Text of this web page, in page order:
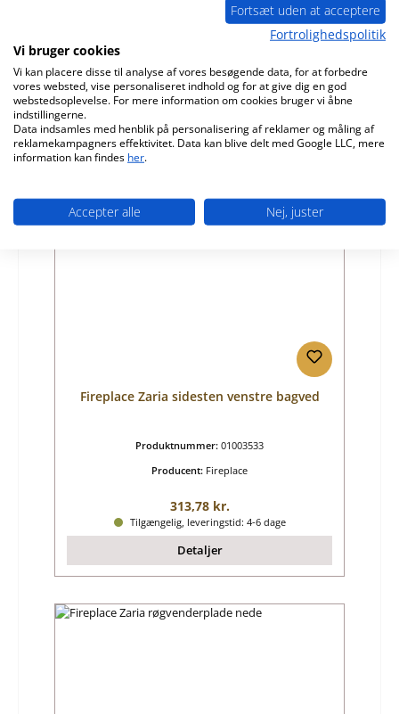
Producent:
Fireplace
Almindelig pris:
370,22 kr.
Detaljer
Fireplace Zaria sidesten venstre bagved
Produktnummer: 01003533
Producent: Fireplace
Almindelig pris:
313,78 kr.
Tilgængelig, leveringstid: 4-6 dage
Detaljer
Fortsæt uden at acceptere
Fortrolighedspolitik
Vi bruger cookies
Vi kan placere disse til analyse af vores besøgende data, for at forbedre
vores websted, vise personaliseret indhold og for at give dig en god
webstedsoplevelse. For mere information om cookies bruger vi åbne
indstillingerne.
Data indsamles med henblik på personalisering af reklamer og måling af
reklamekampagners effektivitet. Data kan blive delt med Google LLC, mere
information kan findes her.
Accepter alle Nej, juster